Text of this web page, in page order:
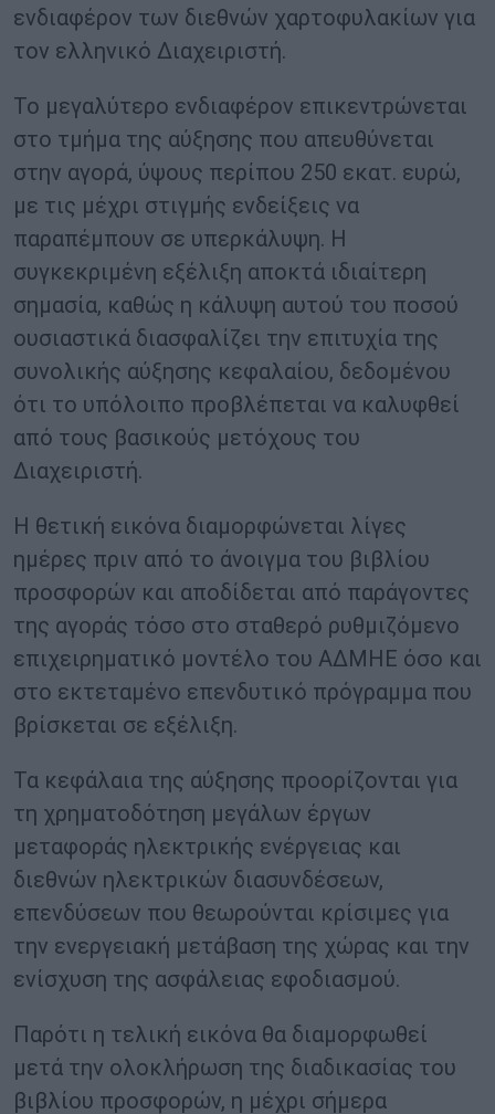
ενδιαφέρον των διεθνών χαρτοφυλακίων για
τον ελληνικό Διαχειριστή.
Το μεγαλύτερο ενδιαφέρον επικεντρώνεται
στο τμήμα της αύξησης που απευθύνεται
στην αγορά, ύψους περίπου 250 εκατ. ευρώ,
με τις μέχρι στιγμής ενδείξεις να
παραπέμπουν σε υπερκάλυψη. Η
συγκεκριμένη εξέλιξη αποκτά ιδιαίτερη
σημασία, καθώς η κάλυψη αυτού του ποσού
ουσιαστικά διασφαλίζει την επιτυχία της
συνολικής αύξησης κεφαλαίου, δεδομένου
ότι το υπόλοιπο προβλέπεται να καλυφθεί
από τους βασικούς μετόχους του
Διαχειριστή.
Η θετική εικόνα διαμορφώνεται λίγες
ημέρες πριν από το άνοιγμα του βιβλίου
προσφορών και αποδίδεται από παράγοντες
της αγοράς τόσο στο σταθερό ρυθμιζόμενο
επιχειρηματικό μοντέλο του ΑΔΜΗΕ όσο και
στο εκτεταμένο επενδυτικό πρόγραμμα που
βρίσκεται σε εξέλιξη.
Τα κεφάλαια της αύξησης προορίζονται για
τη χρηματοδότηση μεγάλων έργων
μεταφοράς ηλεκτρικής ενέργειας και
διεθνών ηλεκτρικών διασυνδέσεων,
επενδύσεων που θεωρούνται κρίσιμες για
την ενεργειακή μετάβαση της χώρας και την
ενίσχυση της ασφάλειας εφοδιασμού.
Παρότι η τελική εικόνα θα διαμορφωθεί
μετά την ολοκλήρωση της διαδικασίας του
βιβλίου προσφορών, η μέχρι σήμερα